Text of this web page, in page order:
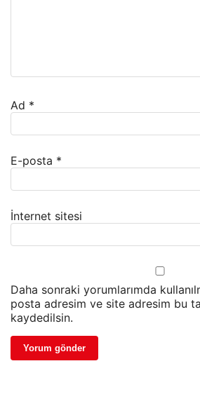
Ad *
E-posta *
İnternet sitesi
Daha sonraki yorumlarımda
posta adresim ve site adresim bu
kaydedilsin.